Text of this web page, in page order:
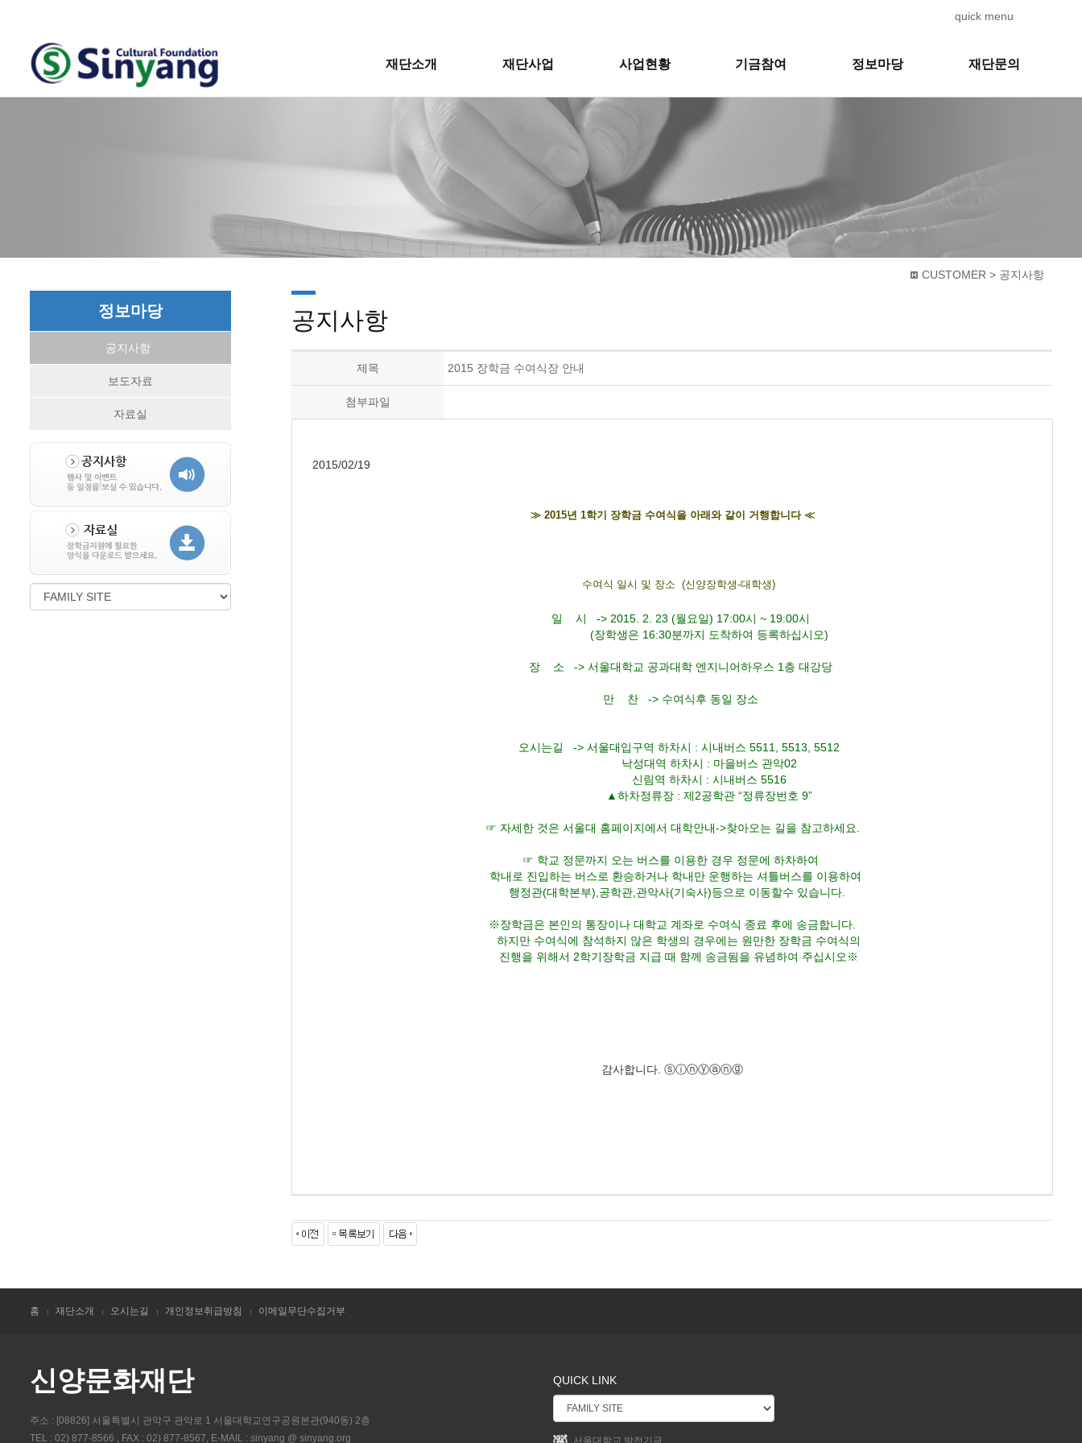
quick menu
재단소개 재단사업 사업현황 기금참여 정보마당 재단문의
CUSTOMER > 공지사항
공지사항
제목 2015 장학금 수여식장 안내
첨부파일
2015/02/19
≫ 2015년 1학기 장학금 수여식을 아래와 같이 거행합니다 ≪
수여식 일시 및 장소 (신양장학생-대학생)
일 시 -> 2015. 2. 23 (월요일) 17:00시 ~ 19:00시
(장학생은 16:30분까지 도착하여 등록하십시오)
장 소 -> 서울대학교 공과대학 엔지니어하우스 1층 대강당
만 찬 -> 수여식후 동일 장소
오시는길 -> 서울대입구역 하차시 : 시내버스 5511, 5513, 5512
낙성대역 하차시 : 마을버스 관악02
신림역 하차시 : 시내버스 5516
▲하차정류장 : 제2공학관 “정류장번호 9”
☞ 자세한 것은 서울대 홈페이지에서 대학안내->찾아오는 길을 참고하세요.
☞ 학교 정문까지 오는 버스를 이용한 경우 정문에 하차하여
학내로 진입하는 버스로 환승하거나 학내만 운행하는 셔틀버스를 이용하여
행정관(대학본부),공학관,관악사(기숙사)등으로 이동할수 있습니다.
※장학금은 본인의 통장이나 대학교 계좌로 수여식 종료 후에 송금합니다.
하지만 수여식에 참석하지 않은 학생의 경우에는 원만한 장학금 수여식의
진행을 위해서 2학기장학금 지급 때 함께 송금됨을 유념하여 주십시오※
감사합니다. ⓢⓘⓝⓨⓐⓝⓖ
정보마당
공지사항
보도자료
자료실
홈 재단소개 오시는길 개인정보취급방침 이메일무단수집거부
신양문화재단
주소 : [08826] 서울특별시 관악구 관악로 1 서울대학교연구공원본관(940동) 2층
TEL : 02) 877-8566 , FAX : 02) 877-8567, E-MAIL : sinyang @ sinyang.org
QUICK LINK